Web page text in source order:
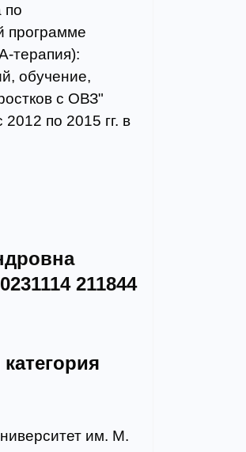
по
программе
терапия):
обучение,
с ОВЗ"
по 2015 гг. в
им. М.